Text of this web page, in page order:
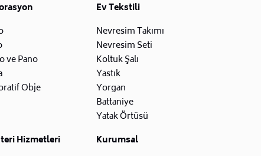
ve Pano
Obje
Ev Tekstili
Nevresim Takımı
Nevresim Seti
Koltuk Şalı
Yastık
Yorgan
Battaniye
Yatak Örtüsü
Hizmetleri
Kurumsal